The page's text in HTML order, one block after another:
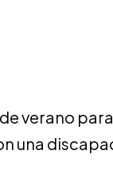
verano
una